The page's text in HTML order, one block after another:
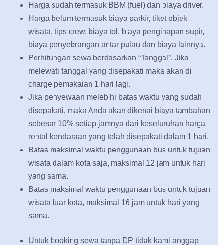
Harga sudah termasuk BBM (fuel) dan biaya driver.
Harga belum termasuk biaya parkir, tiket objek
wisata, tips crew, biaya tol, biaya penginapan supir,
biaya penyebrangan antar pulau dan biaya lainnya.
Perhitungan sewa berdasarkan “Tanggal”. Jika
melewati tanggal yang disepakati maka akan di
charge pemakaian 1 hari lagi.
Jika penyewaan melebihi batas waktu yang sudah
disepakati, maka Anda akan dikenai biaya tambahan
sebesar 10% setiap jamnya dari keseluruhan harga
rental kendaraan yang telah disepakati dalam 1 hari.
Batas maksimal waktu penggunaan bus untuk tujuan
wisata dalam kota saja, maksimal 12 jam untuk hari
yang sama.
Batas maksimal waktu penggunaan bus untuk tujuan
wisata luar kota, maksimal 16 jam untuk hari yang
sama.
Untuk booking sewa tanpa DP tidak kami anggap